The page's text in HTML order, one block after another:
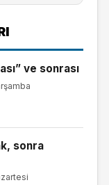
ve sonrası
sonra